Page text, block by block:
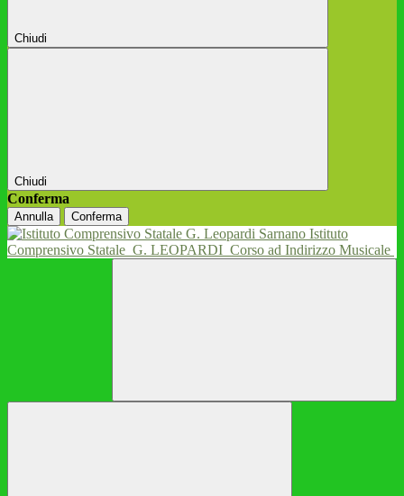
Chiudi
Chiudi
Conferma
Annulla Conferma
Istituto
Comprensivo Statale G. LEOPARDI Corso ad Indirizzo Musicale